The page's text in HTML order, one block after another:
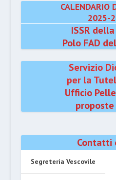
CALENDARIO
2025-
ISSR
Polo FAD
Servizio
per la
Ufficio
Contatti
Segreteria Vescovile